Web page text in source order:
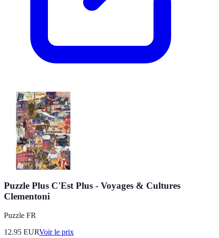
Puzzle Plus C'Est Plus - Voyages & Cultures
Clementoni
Puzzle FR
12.95 EURVoir le prix